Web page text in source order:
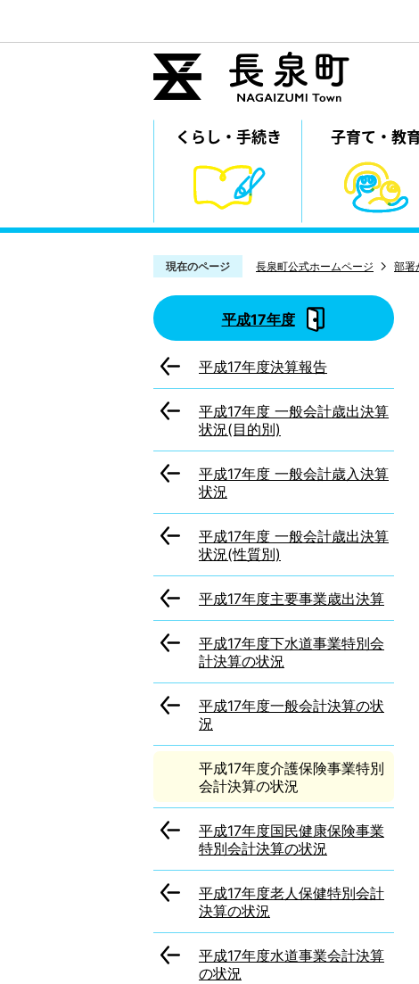
くらし・ ⼿続き 子育て・教
現在のページ 長泉町公式ホームページ 部署
平成17年度
平成17年度決算報告
平成17年度 一般会計歳出決算
状況(目的別)
平成17年度 一般会計歳入決算
状況
平成17年度 一般会計歳出決算
状況(性質別)
平成17年度主要事業歳出決算
平成17年度下水道事業特別会
計決算の状況
平成17年度一般会計決算の状
況
平成17年度介護保険事業特別
会計決算の状況
平成17年度国民健康保険事業
特別会計決算の状況
平成17年度老人保健特別会計
決算の状況
平成17年度水道事業会計決算
の状況